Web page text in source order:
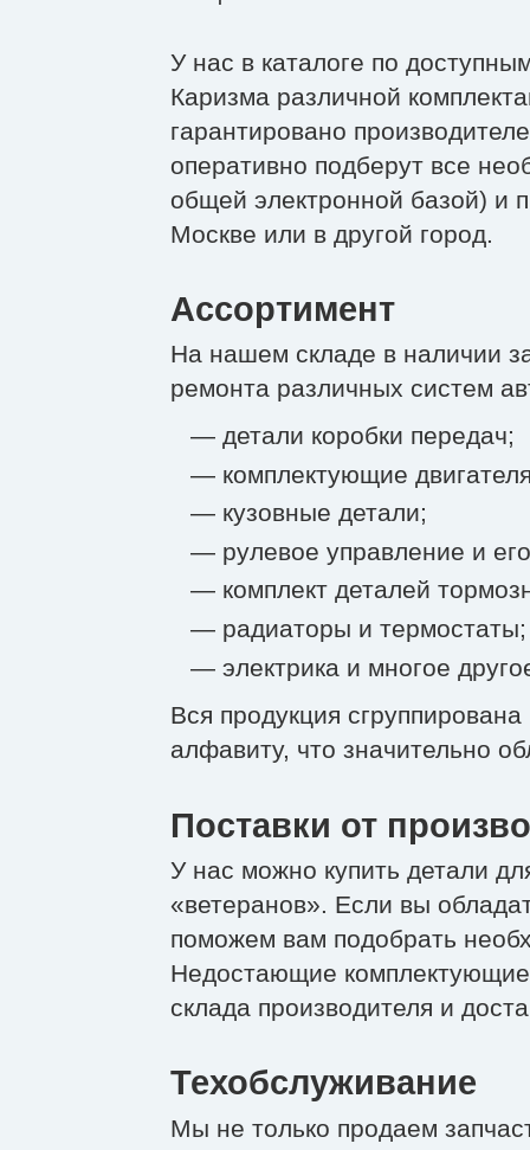
У нас в каталоге по
Каризма различной
гарантировано
оперативно подберут все
общей электронной базой) и
Москве или в другой город.
Ассортимент
На нашем складе в наличии
ремонта различных систем
— детали коробки передач;
— комплектующие
— кузовные детали;
— рулевое управление и
— комплект деталей
— радиаторы и термостаты;
— электрика и многое
Вся продукция
алфавиту, что значительно
Поставки от
У нас можно купить детали
«ветеранов». Если вы
поможем вам подобрать
Недостающие комплектующие
склада производителя и
Техобслуживание
Мы не только продаем